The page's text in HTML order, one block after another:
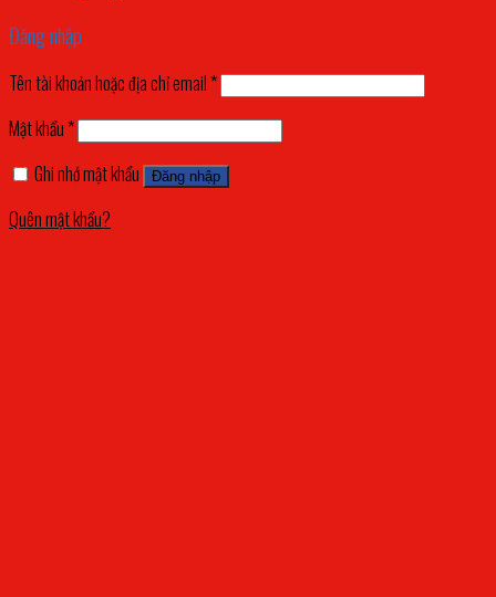
Đăng nhập
Tên tài khoản hoặc địa chỉ email *
Mật khẩu *
Ghi nhớ mật khẩu
Đăng nhập
Quên mật khẩu?